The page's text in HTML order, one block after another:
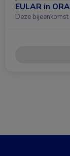
EULAR in
Deze